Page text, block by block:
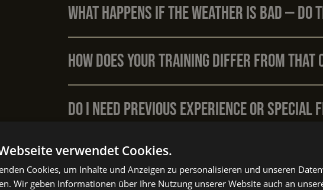
What happens if the weather is bad —
How does your training differ from that
Do I need previous experience or
How safe are the courses? Is there a risk
verwendet Cookies.
Cookies, um Inhalte und Anzeigen zu personalisieren und unseren
Wir geben Informationen über Ihre Nutzung unserer Website auch an